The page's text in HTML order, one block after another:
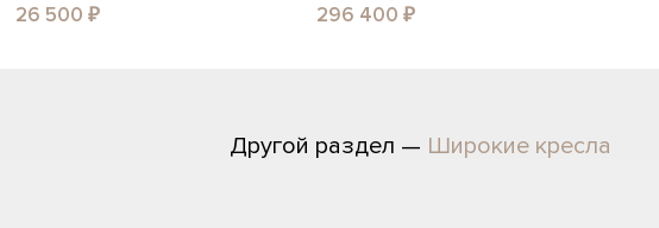
26 500 ₽ 296 400 ₽
Другой раздел — Широкие кресла